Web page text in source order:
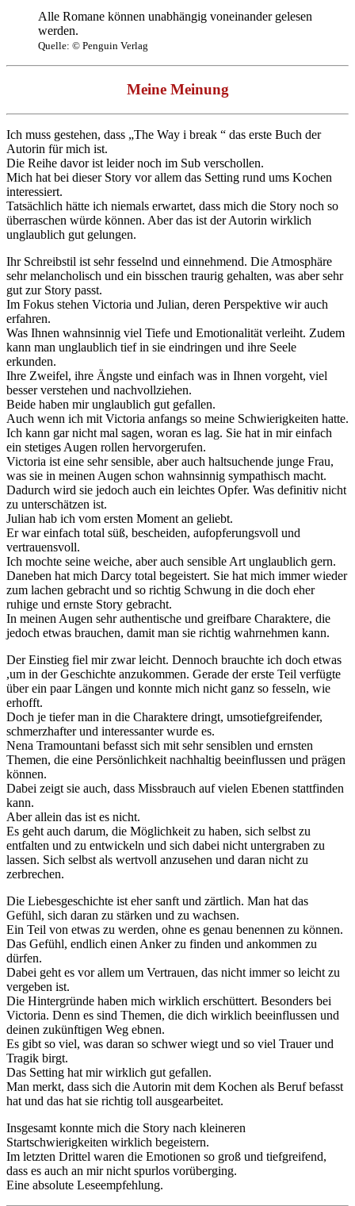
Alle Romane können unabhängig voneinander gelesen
werden.
Quelle: © Penguin Verlag
Meine Meinung
Ich muss gestehen, dass „The Way i break “ das erste Buch der
Autorin für mich ist.
Die Reihe davor ist leider noch im Sub verschollen.
Mich hat bei dieser Story vor allem das Setting rund ums Kochen
interessiert.
Tatsächlich hätte ich niemals erwartet, dass mich die Story noch so
überraschen würde können. Aber das ist der Autorin wirklich
unglaublich gut gelungen.
Ihr Schreibstil ist sehr fesselnd und einnehmend. Die Atmosphäre
sehr melancholisch und ein bisschen traurig gehalten, was aber sehr
gut zur Story passt.
Im Fokus stehen Victoria und Julian, deren Perspektive wir auch
erfahren.
Was Ihnen wahnsinnig viel Tiefe und Emotionalität verleiht. Zudem
kann man unglaublich tief in sie eindringen und ihre Seele
erkunden.
Ihre Zweifel, ihre Ängste und einfach was in Ihnen vorgeht, viel
besser verstehen und nachvollziehen.
Beide haben mir unglaublich gut gefallen.
Auch wenn ich mit Victoria anfangs so meine Schwierigkeiten hatte.
Ich kann gar nicht mal sagen, woran es lag. Sie hat in mir einfach
ein stetiges Augen rollen hervorgerufen.
Victoria ist eine sehr sensible, aber auch haltsuchende junge Frau,
was sie in meinen Augen schon wahnsinnig sympathisch macht.
Dadurch wird sie jedoch auch ein leichtes Opfer. Was definitiv nicht
zu unterschätzen ist.
Julian hab ich vom ersten Moment an geliebt.
Er war einfach total süß, bescheiden, aufopferungsvoll und
vertrauensvoll.
Ich mochte seine weiche, aber auch sensible Art unglaublich gern.
Daneben hat mich Darcy total begeistert. Sie hat mich immer wieder
zum lachen gebracht und so richtig Schwung in die doch eher
ruhige und ernste Story gebracht.
In meinen Augen sehr authentische und greifbare Charaktere, die
jedoch etwas brauchen, damit man sie richtig wahrnehmen kann.
Der Einstieg fiel mir zwar leicht. Dennoch brauchte ich doch etwas
,um in der Geschichte anzukommen. Gerade der erste Teil verfügte
über ein paar Längen und konnte mich nicht ganz so fesseln, wie
erhofft.
Doch je tiefer man in die Charaktere dringt, umsotiefgreifender,
schmerzhafter und interessanter wurde es.
Nena Tramountani befasst sich mit sehr sensiblen und ernsten
Themen, die eine Persönlichkeit nachhaltig beeinflussen und prägen
können.
Dabei zeigt sie auch, dass Missbrauch auf vielen Ebenen stattfinden
kann.
Aber allein das ist es nicht.
Es geht auch darum, die Möglichkeit zu haben, sich selbst zu
entfalten und zu entwickeln und sich dabei nicht untergraben zu
lassen. Sich selbst als wertvoll anzusehen und daran nicht zu
zerbrechen.
Die Liebesgeschichte ist eher sanft und zärtlich. Man hat das
Gefühl, sich daran zu stärken und zu wachsen.
Ein Teil von etwas zu werden, ohne es genau benennen zu können.
Das Gefühl, endlich einen Anker zu finden und ankommen zu
dürfen.
Dabei geht es vor allem um Vertrauen, das nicht immer so leicht zu
vergeben ist.
Die Hintergründe haben mich wirklich erschüttert. Besonders bei
Victoria. Denn es sind Themen, die dich wirklich beeinflussen und
deinen zukünftigen Weg ebnen.
Es gibt so viel, was daran so schwer wiegt und so viel Trauer und
Tragik birgt.
Das Setting hat mir wirklich gut gefallen.
Man merkt, dass sich die Autorin mit dem Kochen als Beruf befasst
hat und das hat sie richtig toll ausgearbeitet.
Insgesamt konnte mich die Story nach kleineren
Startschwierigkeiten wirklich begeistern.
Im letzten Drittel waren die Emotionen so groß und tiefgreifend,
dass es auch an mir nicht spurlos vorüberging.
Eine absolute Leseempfehlung.